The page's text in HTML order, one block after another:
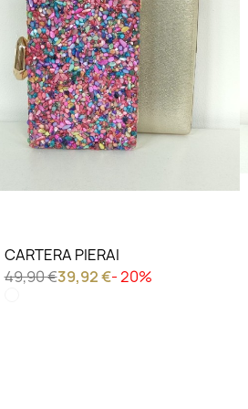
CARTERA PIERAI
49,90 €39,92 €- 20%